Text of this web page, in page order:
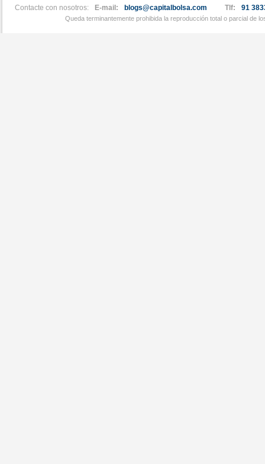
Contacte con nosotros: E-mail: blogs@capitalbolsa.com Tlf: 91
Queda terminantemente prohibida la reproducción total o parcial de